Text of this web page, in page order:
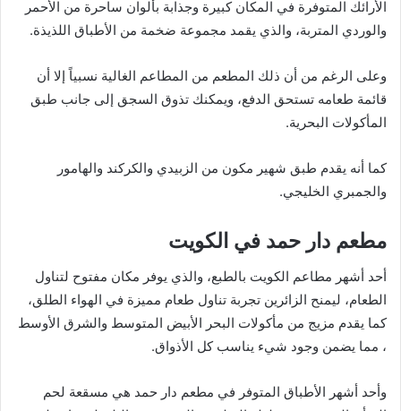
الأرائك المتوفرة في المكان كبيرة وجذابة بألوان ساحرة من الأحمر
والوردي المتربة، والذي يقمد مجموعة ضخمة من الأطباق اللذيذة.
وعلى الرغم من أن ذلك المطعم من المطاعم الغالية نسبياً إلا أن
قائمة طعامه تستحق الدفع، ويمكنك تذوق السجق إلى جانب طبق
المأكولات البحرية.
كما أنه يقدم طبق شهير مكون من الزبيدي والكركند والهامور
والجمبري الخليجي.
مطعم دار حمد في الكويت
أحد أشهر مطاعم الكويت بالطبع، والذي يوفر مكان مفتوح لتناول
الطعام، ليمنح الزائرين تجربة تناول طعام مميزة في الهواء الطلق،
كما يقدم مزيج من مأكولات البحر الأبيض المتوسط والشرق الأوسط
، مما يضمن وجود شيء يناسب كل الأذواق.
وأحد أشهر الأطباق المتوفر في مطعم دار حمد هي مسقعة لحم